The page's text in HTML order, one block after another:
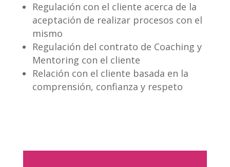
Regulación con el cliente acerca de la
aceptación de realizar procesos con el
mismo
Regulación del contrato de Coaching y
Mentoring con el cliente
Relación con el cliente basada en la
comprensión, confianza y respeto